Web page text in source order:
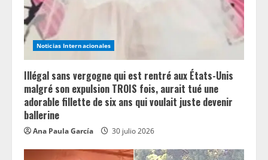
Noticias Internacionales
Illégal sans vergogne qui est rentré aux États-Unis
malgré son expulsion TROIS fois, aurait tué une
adorable fillette de six ans qui voulait juste devenir
ballerine
Ana Paula García 30 julio 2026